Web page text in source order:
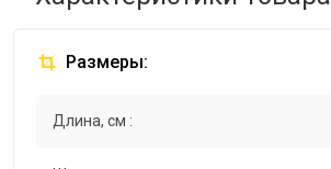
Размеры:
Длина, см :